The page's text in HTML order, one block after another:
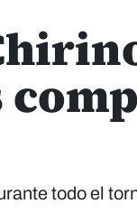
todo el